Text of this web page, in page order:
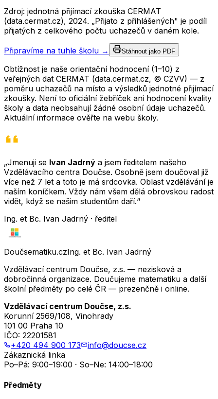
Zdroj: jednotná přijímací zkouška CERMAT
(data.cermat.cz), 2024. „Přijato z přihlášených" je podíl
přijatých z celkového počtu uchazečů v daném kole.
Připravíme na tuhle školu → Stáhnout jako PDF
Obtížnost je naše orientační hodnocení (1–10) z
veřejných dat CERMAT (data.cermat.cz, © CZVV) — z
poměru uchazečů na místo a výsledků jednotné přijímací
zkoušky. Není to oficiální žebříček ani hodnocení kvality
školy a data neobsahují žádné osobní údaje uchazečů.
Aktuální informace ověřte na webu školy.
„Jmenuji se Ivan Jadrný a jsem ředitelem našeho
Vzdělávacího centra Doučse. Osobně jsem doučoval již
více než 7 let a toto je má srdcovka. Oblast vzdělávání je
naším koníčkem. Vždy nám všem dělá obrovskou radost
vidět, když se našim studentům daří.“
Ing. et Bc. Ivan Jadrný · ředitel
Doučsematiku.czIng. et Bc. Ivan Jadrný
Vzdělávací centrum Doučse, z.s. — nezisková a
dobročinná organizace. Doučujeme matematiku a další
školní předměty po celé ČR — prezenčně i online.
Vzdělávací centrum Doučse, z.s.
Korunní 2569/108, Vinohrady
101 00 Praha 10
IČO: 22201581
+420 494 900 173
info@doucse.cz
Zákaznická linka
Po–Pá: 9:00–19:00 · So–Ne: 14:00–18:00
Předměty